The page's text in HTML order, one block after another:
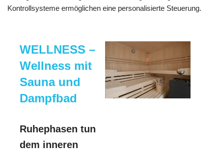
Kontrollsysteme ermöglichen eine personalisierte Steuerung.
WELLNESS –
Wellness mit
Sauna und
Dampfbad
Ruhephasen tun
dem inneren